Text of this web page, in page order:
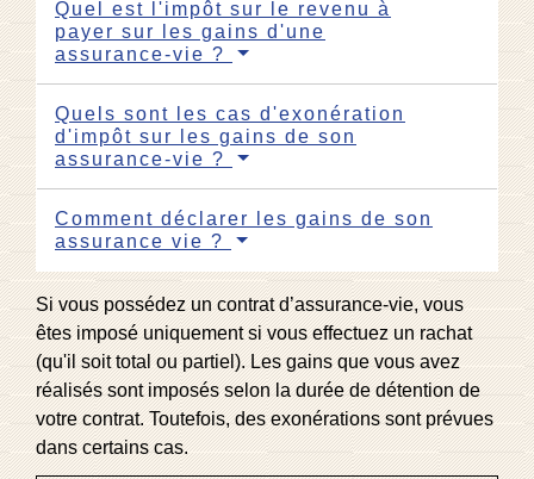
Quel est l'impôt sur le revenu à
payer sur les gains d'une
assurance-vie ?
Quels sont les cas d'exonération
d'impôt sur les gains de son
assurance-vie ?
Comment déclarer les gains de son
assurance vie ?
Si vous possédez un contrat d’assurance-vie, vous
êtes imposé uniquement si vous effectuez un rachat
(qu'il soit total ou partiel). Les gains que vous avez
réalisés sont imposés selon la durée de détention de
votre contrat. Toutefois, des exonérations sont prévues
dans certains cas.